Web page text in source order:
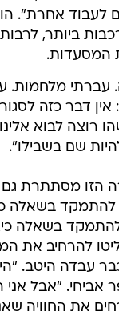
לעבוד אחרת".
ביותר,
המסעדות.
עברתי מלחמות.
דבר כזה
רוצה לבוא
שם בשבילו".
הזו מסתתרת גם
להתמקד בשאלה
להתמקד בשאלה
להרחיב את
עבדה היטב.
אביחי. "אבל
את החוויה